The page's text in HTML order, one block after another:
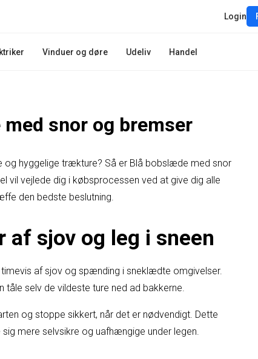
Vinduer og døre Udeliv Handel
Login
snor og bremser
og hyggelige trækture? Så er Blå bobslæde med snor
vil vejlede dig i købsprocessen ved at give dig alle
den bedste beslutning.
sjov og leg i sneen
af sjov og spænding i sneklædte omgivelser.
tåle selv de vildeste ture ned ad bakkerne.
og stoppe sikkert, når det er nødvendigt. Dette
mere selvsikre og uafhængige under legen.